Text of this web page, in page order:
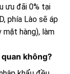
ưu đãi 0% tại
phía Lào sẽ áp
hàng), làm
không?